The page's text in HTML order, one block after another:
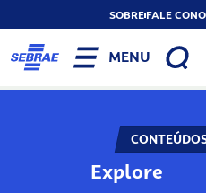
SOBREFALE
MENU
Explore